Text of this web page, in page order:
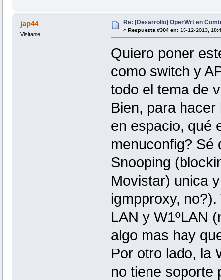
jap44
Visitante
Re: [Desarrollo] OpenWrt en
« Respuesta #304 en: 15-12-2013,
Quiero poner
como switch y
todo el tema de
Bien, para
en espacio, qué
menuconfig? Sé
Snooping
Movistar) unica
igmpproxy,
LAN y W1ºLAN
algo mas hay
Por otro lado, la
no tiene soporte